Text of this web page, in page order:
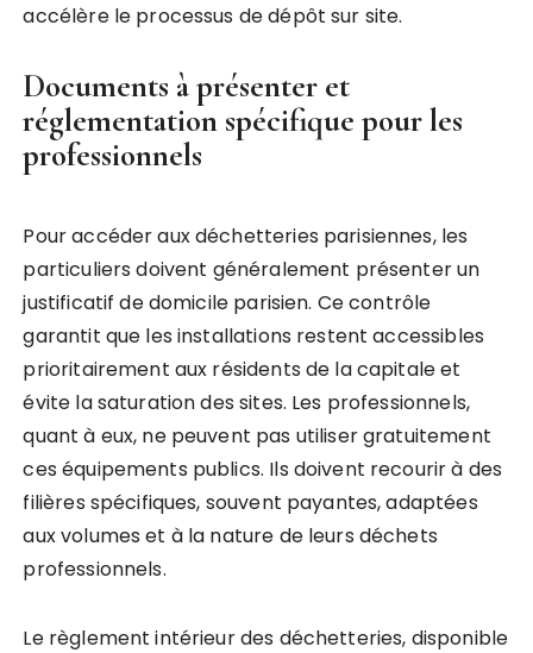
accélère le processus de dépôt sur site.
Documents à présenter et
réglementation spécifique pour les
professionnels
Pour accéder aux déchetteries parisiennes, les
particuliers doivent généralement présenter un
justificatif de domicile parisien. Ce contrôle
garantit que les installations restent accessibles
prioritairement aux résidents de la capitale et
évite la saturation des sites. Les professionnels,
quant à eux, ne peuvent pas utiliser gratuitement
ces équipements publics. Ils doivent recourir à des
filières spécifiques, souvent payantes, adaptées
aux volumes et à la nature de leurs déchets
professionnels.
Le règlement intérieur des déchetteries, disponible